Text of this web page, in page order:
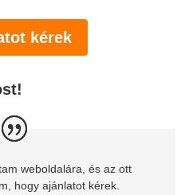
kérek
weboldalára, és az ott
hogy ajánlatot kérek.